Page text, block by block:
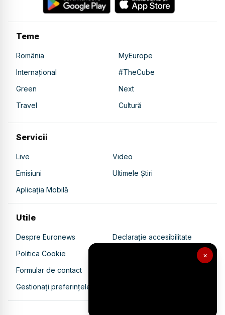
×
Teme
România
MyEurope
Internațional
#TheCube
Green
Next
Travel
Cultură
Servicii
Live
Video
Emisiuni
Ultimele Știri
Aplicația Mobilă
Utile
Despre Euronews
Declarație accesibilitate
Politica Cookie
Politica de confidențialitate
Formular de contact
Gestionați preferințele